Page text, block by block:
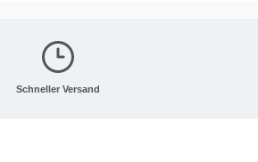
Schneller Versand